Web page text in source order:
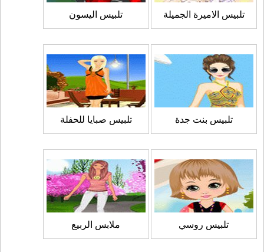
تلبيس الاميرة الجميلة تلبيس اليسون
تلبيس بنت جدة تلبيس صبايا للحفلة
تلبيس روسي ملابس الربيع